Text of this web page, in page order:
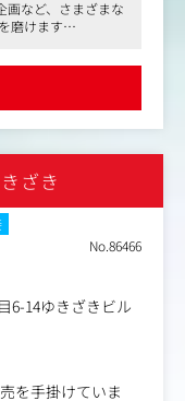
告を配信して問い
動かし、どの接点
るかが重要になり
その先で実際にサ
長につながってい
るため、マーケテ
すいポジションで
ブ改善
画など、さまざまな
磨けます
ています
事業を推進。挑戦を
けます
ざき
No.86466
6-14ゆきざきビル
を手掛けていま